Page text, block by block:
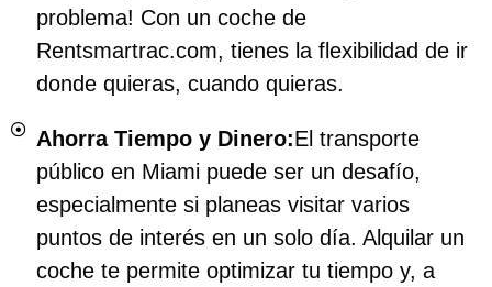
problema! Con un coche de
Rentsmartrac.com, tienes la flexibilidad de ir
donde quieras, cuando quieras.
Ahorra Tiempo y Dinero:El transporte
público en Miami puede ser un desafío,
especialmente si planeas visitar varios
puntos de interés en un solo día. Alquilar un
coche te permite optimizar tu tiempo y, a